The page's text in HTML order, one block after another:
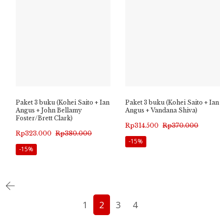
Paket 3 buku (Kohei Saito + Ian
Angus + John Bellamy
Foster/Brett Clark)
Rp380.000
Harga
aslinya
Rp323.000
Harga
saat
-15%
Paket 3 buku (Kohei Saito + Ian
Angus + Vandana Shiva)
Rp370.000
Harga
aslinya
Rp314.500
Harga
saat
-15%
1 2 3 4